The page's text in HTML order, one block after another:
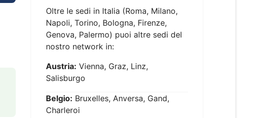
Oltre le sedi in Italia (Roma, Milano,
Napoli, Torino, Bologna, Firenze,
Genova, Palermo) puoi altre sedi del
nostro network in:
Austria: Vienna, Graz, Linz,
Salisburgo
Belgio: Bruxelles, Anversa, Gand,
Charleroi